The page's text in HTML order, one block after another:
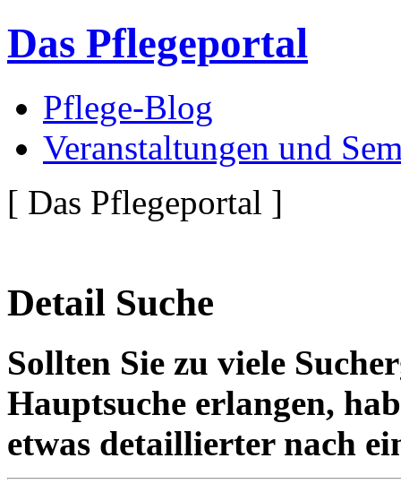
Das Pflegeportal
Pflege-Blog
Veranstaltungen und
[ Das Pflegeportal ]
Detail Suche
Sollten Sie zu viele
Hauptsuche erlangen,
etwas detaillierter nach